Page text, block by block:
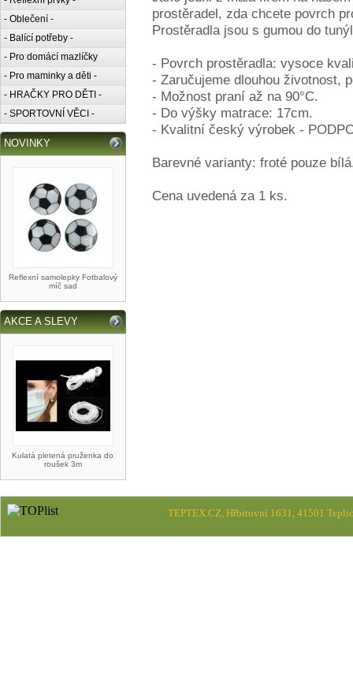
- Oblečení -
- Balící potřeby -
- Pro domácí mazlíčky
- Pro maminky a děti -
- HRAČKY PRO DĚTI -
- SPORTOVNÍ VĚCI -
NOVINKY
Reflexní samolepky Fotbalový
míč sad
AKCE A SLEVY
Kulatá pletená pruženka do
roušek 3m
prostěradel, zda chcete povrch
Prostěradla jsou s gumou do
- Povrch prostěradla: vysoce
- Zaručujeme dlouhou životnost,
- Možnost praní až na 90°C.
- Do výšky matrace: 17cm.
- Kvalitní český výrobek -
Barevné varianty: froté pouze
Cena uvedená za 1 ks.
TEPTEX.CZ, Hřbitovní 1631, 41501